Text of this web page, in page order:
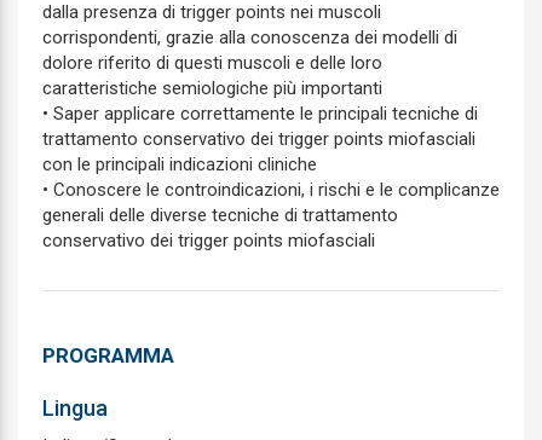
dalla presenza di trigger points nei muscoli
corrispondenti, grazie alla conoscenza dei modelli di
dolore riferito di questi muscoli e delle loro
caratteristiche semiologiche più importanti
• Saper applicare correttamente le principali tecniche di
trattamento conservativo dei trigger points miofasciali
con le principali indicazioni cliniche
• Conoscere le controindicazioni, i rischi e le complicanze
generali delle diverse tecniche di trattamento
conservativo dei trigger points miofasciali
PROGRAMMA
Lingua